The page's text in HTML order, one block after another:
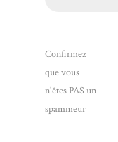
Confirmez
que vous
n'êtes PAS un
spammeur